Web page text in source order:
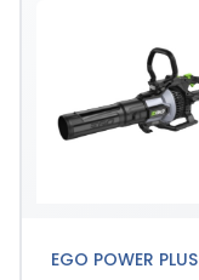
EGO POWER PLUS